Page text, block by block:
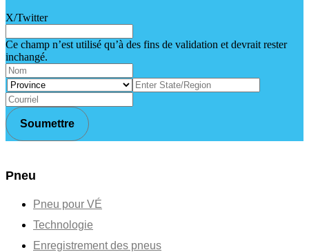
X/Twitter
Ce champ n’est utilisé qu’à des fins de validation et devrait rester
inchangé.
Pneu
Pneu pour VÉ
Technologie
Enregistrement des pneus